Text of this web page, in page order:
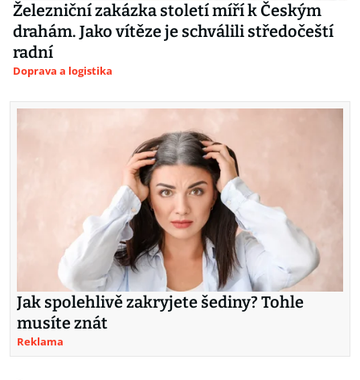
Železniční zakázka století míří k Českým
drahám. Jako vítěze je schválili středočeští
radní
Doprava a logistika
Jak spolehlivě zakryjete šediny? Tohle
musíte znát
Reklama